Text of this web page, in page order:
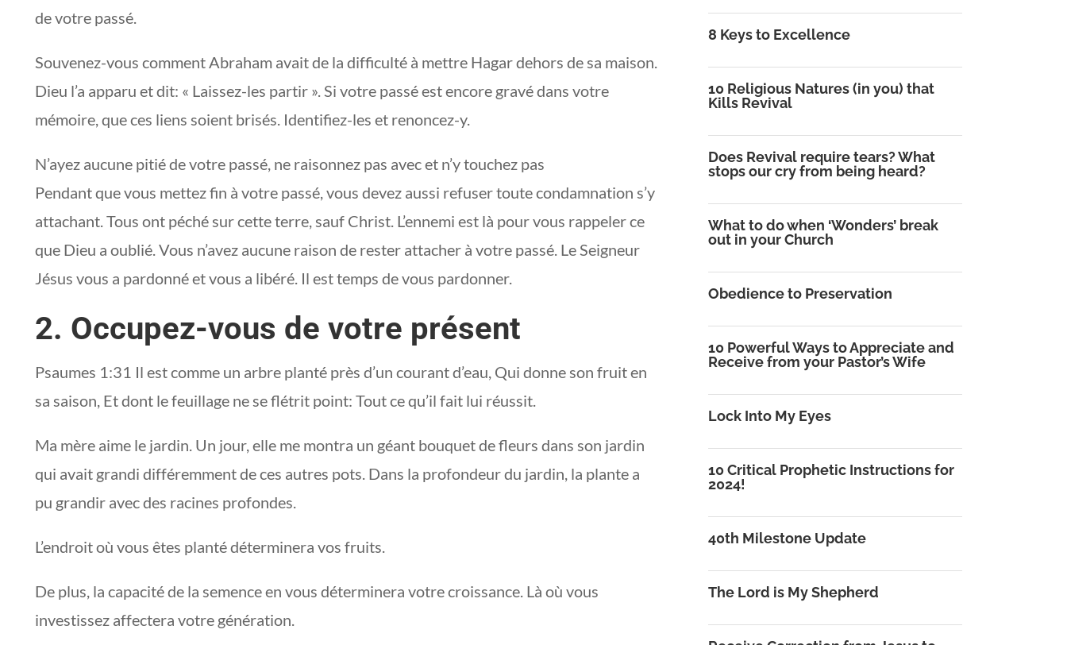
de votre passé.
Souvenez-vous comment Abraham avait de la difficulté à mettre Hagar dehors de sa maison.
Dieu l’a apparu et dit: « Laissez-les partir ». Si votre passé est encore gravé dans votre
mémoire, que ces liens soient brisés. Identifiez-les et renoncez-y.
N’ayez aucune pitié de votre passé, ne raisonnez pas avec et n’y touchez pas
Pendant que vous mettez fin à votre passé, vous devez aussi refuser toute condamnation s’y
attachant. Tous ont péché sur cette terre, sauf Christ. L’ennemi est là pour vous rappeler ce
que Dieu a oublié. Vous n’avez aucune raison de rester attacher à votre passé. Le Seigneur
Jésus vous a pardonné et vous a libéré. Il est temps de vous pardonner.
2. Occupez-vous de votre présent
Psaumes 1:31 Il est comme un arbre planté près d’un courant d’eau, Qui donne son fruit en
sa saison, Et dont le feuillage ne se flétrit point: Tout ce qu’il fait lui réussit.
Ma mère aime le jardin. Un jour, elle me montra un géant bouquet de fleurs dans son jardin
qui avait grandi différemment de ces autres pots. Dans la profondeur du jardin, la plante a
pu grandir avec des racines profondes.
L’endroit où vous êtes planté déterminera vos fruits.
De plus, la capacité de la semence en vous déterminera votre croissance. Là où vous
investissez affectera votre génération.
8 Keys to Excellence
10 Religious Natures (in you) that
Kills Revival
Does Revival require tears? What
stops our cry from being heard?
What to do when ‘Wonders’ break
out in your Church
Obedience to Preservation
10 Powerful Ways to Appreciate and
Receive from your Pastor’s Wife
Lock Into My Eyes
10 Critical Prophetic Instructions for
2024!
40th Milestone Update
The Lord is My Shepherd